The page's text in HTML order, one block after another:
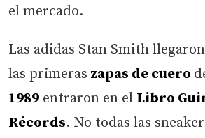
el mercado.
Las adidas Stan Smith
las primeras zapas de cuero
1989 entraron en el Libro
Récords. No todas las